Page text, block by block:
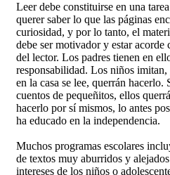
Leer debe constituirse en una
querer saber lo que las páginas
curiosidad, y por lo tanto, el
debe ser motivador y estar acorde
del lector. Los padres tienen en
responsabilidad. Los niños
en la casa se lee, querrán hacerlo.
cuentos de pequeñitos, ellos
hacerlo por sí mismos, lo antes
ha educado en la independencia.
Muchos programas escolares
de textos muy aburridos y
intereses de los niños o